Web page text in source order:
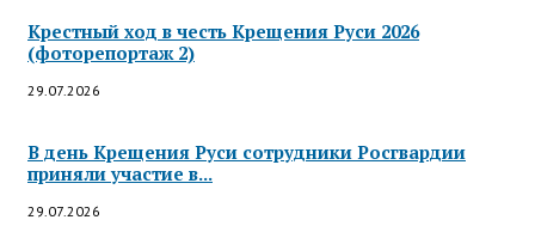
Крестный ход в честь Крещения Руси 2026
(фоторепортаж 2)
29.07.2026
В день Крещения Руси сотрудники Росгвардии
приняли участие в...
29.07.2026